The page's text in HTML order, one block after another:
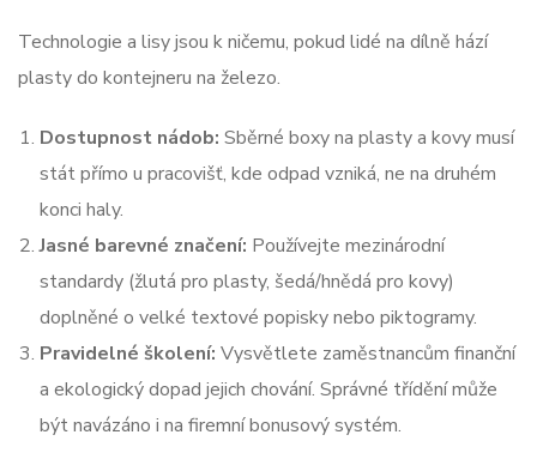
Technologie a lisy jsou k ničemu, pokud lidé na dílně hází
plasty do kontejneru na železo.
Dostupnost nádob: Sběrné boxy na plasty a kovy musí
stát přímo u pracovišť, kde odpad vzniká, ne na druhém
konci haly.
Jasné barevné značení: Používejte mezinárodní
standardy (žlutá pro plasty, šedá/hnědá pro kovy)
doplněné o velké textové popisky nebo piktogramy.
Pravidelné školení: Vysvětlete zaměstnancům finanční
a ekologický dopad jejich chování. Správné třídění může
být navázáno i na firemní bonusový systém.